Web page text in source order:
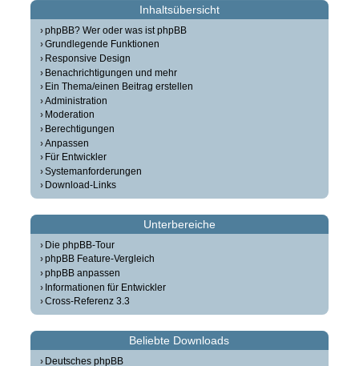
Inhaltsübersicht
phpBB? Wer oder was ist phpBB
Grundlegende Funktionen
Responsive Design
Benachrichtigungen und mehr
Ein Thema/einen Beitrag erstellen
Administration
Moderation
Berechtigungen
Anpassen
Für Entwickler
Systemanforderungen
Download-Links
Unterbereiche
Die phpBB-Tour
phpBB Feature-Vergleich
phpBB anpassen
Informationen für Entwickler
Cross-Referenz 3.3
Beliebte Downloads
Deutsches phpBB